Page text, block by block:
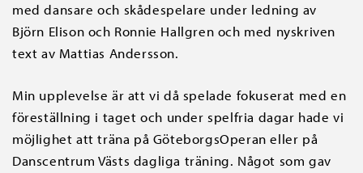
med dansare och skådespelare under ledning av
Björn Elison och Ronnie Hallgren och med nyskriven
text av Mattias Andersson.
Min upplevelse är att vi då spelade fokuserat med en
föreställning i taget och under spelfria dagar hade vi
möjlighet att träna på GöteborgsOperan eller på
Danscentrum Västs dagliga träning. Något som gav